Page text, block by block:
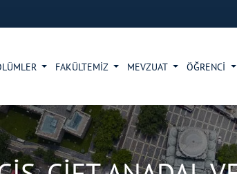
FAKÜLTEMİZ MEVZUAT ÖĞRENCİ